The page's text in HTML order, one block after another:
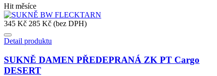
Hit měsíce
345 Kč 285 Kč (bez DPH)
Detail produktu
SUKNĚ DAMEN PŘEDEPRANÁ ZK PT Cargo
DESERT